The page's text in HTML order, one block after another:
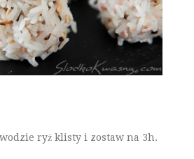
ryż klisty i zostaw na 3h.